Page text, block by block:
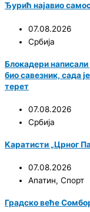
Ђурић најавио
07.08.2026
Србија
Блокадери
био савезник, сада
терет
07.08.2026
Србија
Каратисти „Црног
07.08.2026
Апатин, Спорт
Градско веће